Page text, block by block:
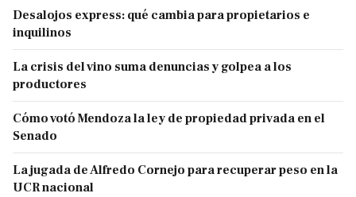
Desalojos express: qué cambia para propietarios e
inquilinos
La crisis del vino suma denuncias y golpea a los
productores
Cómo votó Mendoza la ley de propiedad privada en el
Senado
La jugada de Alfredo Cornejo para recuperar peso en la
UCR nacional